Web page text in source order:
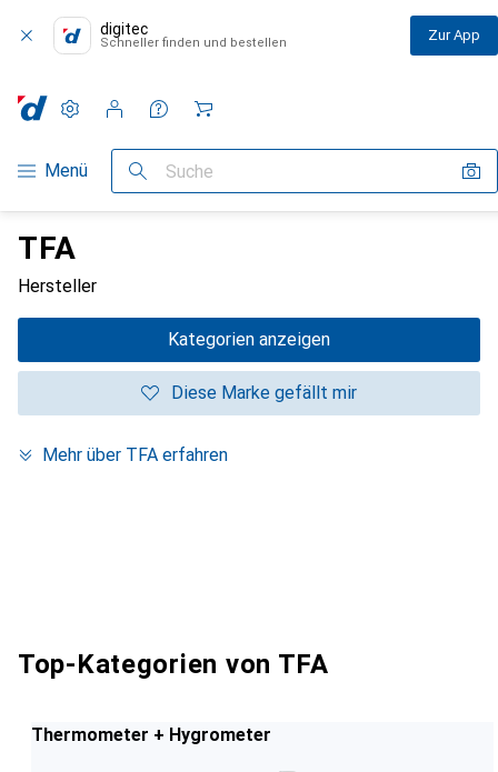
digitec
Schneller finden und bestellen Zur App
Navigation nach Kategorien
Menü Suche
Einstellungen
Kundenkonto
Vergleichslisten
Merklisten
Warenkorb
TFA
Hersteller
Kategorien anzeigen
Diese Marke gefällt mir
Mehr über TFA erfahren
Top-Kategorien von TFA
Thermometer + Hygrometer